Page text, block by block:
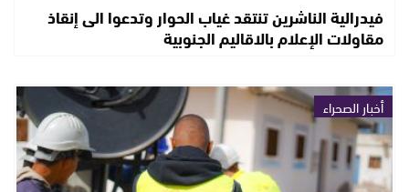
فيدرالية الناشرين تنتقد غياب الحوار وتدعوا الى إنقاذ
مقاولات الإعلام بالاقاليم الجنوبية
أخبار الصحراء